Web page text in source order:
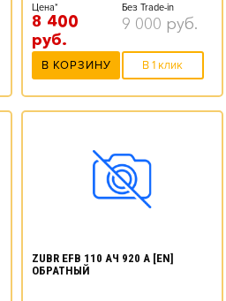
Цена*
8 400
руб.
Без Trade-in
9 000 руб.
В КОРЗИНУ В 1 клик
ZUBR EFB 110 АЧ 920 А [EN]
ОБРАТНЫЙ